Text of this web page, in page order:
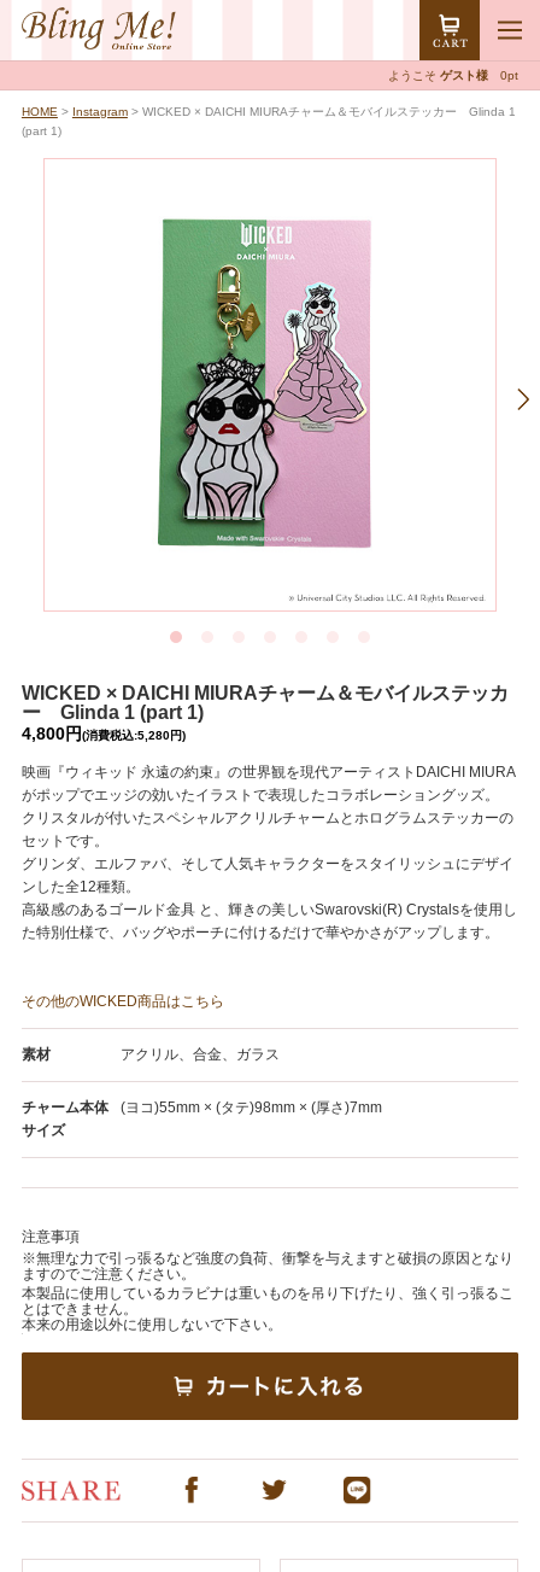
ようこそゲスト様 0pt
HOME > Instagram> WICKED × DAICHI MIURAチャーム＆モバイルステッカー Glinda 1
(part 1)
WICKED × DAICHI MIURAチャーム＆モバイルステッカ
ー Glinda 1 (part 1)
4,800円(消費税込:5,280円)
映画『ウィキッド 永遠の約束』の世界観を現代アーティストDAICHI MIURA
がポップでエッジの効いたイラストで表現したコラボレーショングッズ。
クリスタルが付いたスペシャルアクリルチャームとホログラムステッカーの
セットです。
グリンダ、エルファバ、そして人気キャラクターをスタイリッシュにデザイ
ンした全12種類。
高級感のあるゴールド金具 と、輝きの美しいSwarovski(R) Crystalsを使用し
た特別仕様で、バッグやポーチに付けるだけで華やかさがアップします。
その他のWICKED商品はこちら
素材 アクリル、合金、ガラス
チャーム本体
サイズ
(ヨコ)55mm × (タテ)98mm × (厚さ)7mm
注意事項
※無理な力で引っ張るなど強度の負荷、衝撃を与えますと破損の原因となり
ますのでご注意ください。
本製品に使用しているカラビナは重いものを吊り下げたり、強く引っ張るこ
とはできません。
本来の用途以外に使用しないで下さい。